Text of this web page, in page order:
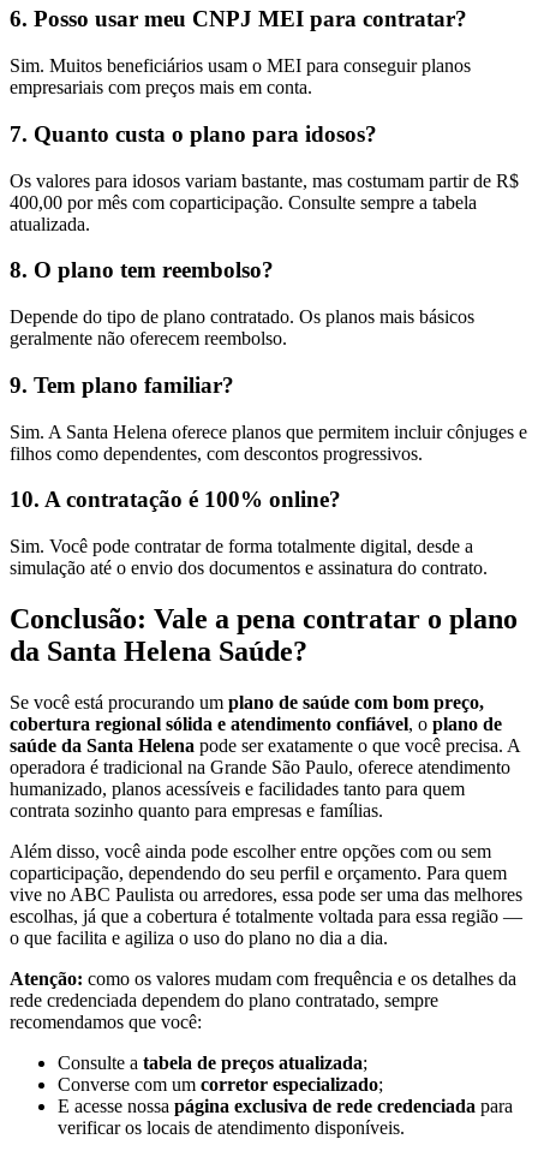
6. Posso usar meu CNPJ MEI para contratar?
Sim. Muitos beneficiários usam o MEI para conseguir planos
empresariais com preços mais em conta.
7. Quanto custa o plano para idosos?
Os valores para idosos variam bastante, mas costumam partir de R$
400,00 por mês com coparticipação. Consulte sempre a tabela
atualizada.
8. O plano tem reembolso?
Depende do tipo de plano contratado. Os planos mais básicos
geralmente não oferecem reembolso.
9. Tem plano familiar?
Sim. A Santa Helena oferece planos que permitem incluir cônjuges e
filhos como dependentes, com descontos progressivos.
10. A contratação é 100% online?
Sim. Você pode contratar de forma totalmente digital, desde a
simulação até o envio dos documentos e assinatura do contrato.
Conclusão: Vale a pena contratar o plano
da Santa Helena Saúde?
Se você está procurando um plano de saúde com bom preço,
cobertura regional sólida e atendimento confiável, o plano de
saúde da Santa Helena pode ser exatamente o que você precisa. A
operadora é tradicional na Grande São Paulo, oferece atendimento
humanizado, planos acessíveis e facilidades tanto para quem
contrata sozinho quanto para empresas e famílias.
Além disso, você ainda pode escolher entre opções com ou sem
coparticipação, dependendo do seu perfil e orçamento. Para quem
vive no ABC Paulista ou arredores, essa pode ser uma das melhores
escolhas, já que a cobertura é totalmente voltada para essa região —
o que facilita e agiliza o uso do plano no dia a dia.
Atenção: como os valores mudam com frequência e os detalhes da
rede credenciada dependem do plano contratado, sempre
recomendamos que você:
Consulte a tabela de preços atualizada;
Converse com um corretor especializado;
E acesse nossa página exclusiva de rede credenciada para
verificar os locais de atendimento disponíveis.